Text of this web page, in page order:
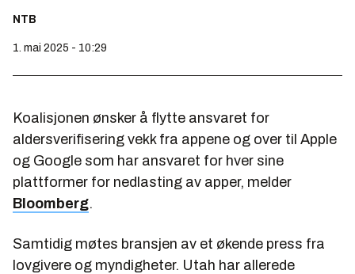
NTB
1. mai 2025 - 10:29
Koalisjonen ønsker å flytte ansvaret for
aldersverifisering vekk fra appene og over til Apple
og Google som har ansvaret for hver sine
plattformer for nedlasting av apper, melder
Bloomberg.
Samtidig møtes bransjen av et økende press fra
lovgivere og myndigheter. Utah har allerede